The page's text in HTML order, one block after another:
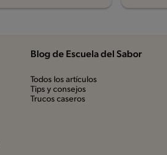
Blog de Escuela del Sabor
Todos los artículos
Tips y consejos
Trucos caseros